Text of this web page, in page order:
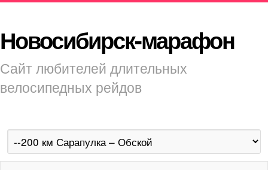
Новосибирск-марафон
Сайт любителей длительных
велосипедных рейдов